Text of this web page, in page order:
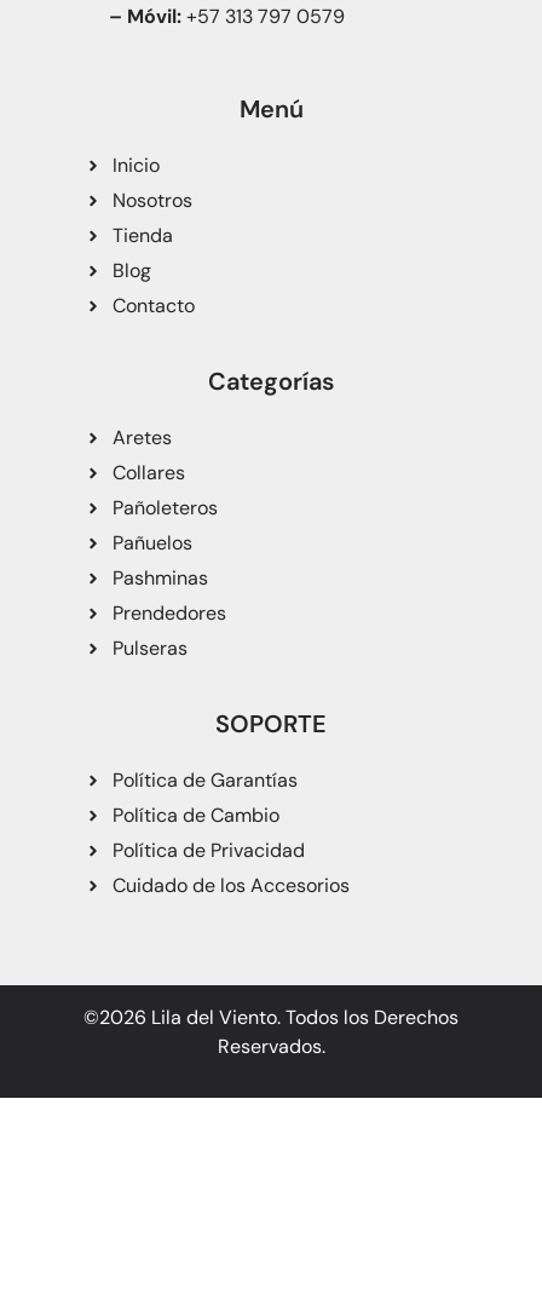
– Móvil:+57 313 797 0579
Menú
Inicio
Nosotros
Tienda
Blog
Contacto
Categorías
Aretes
Collares
Pañoleteros
Pañuelos
Pashminas
Prendedores
Pulseras
SOPORTE
Política de Garantías
Política de Cambio
Política de Privacidad
Cuidado de los Accesorios
©2026 Lila del Viento. Todos los Derechos
Reservados.